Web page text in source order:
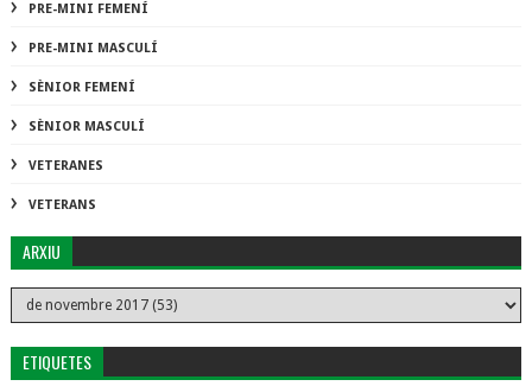
PRE-MINI FEMENÍ
PRE-MINI MASCULÍ
SÈNIOR FEMENÍ
SÈNIOR MASCULÍ
VETERANES
VETERANS
ARXIU
ETIQUETES